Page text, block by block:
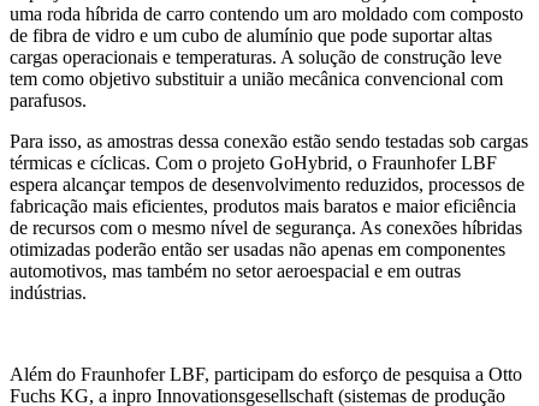
uma roda híbrida de carro contendo um aro moldado com composto
de fibra de vidro e um cubo de alumínio que pode suportar altas
cargas operacionais e temperaturas. A solução de construção leve
tem como objetivo substituir a união mecânica convencional com
parafusos.
Para isso, as amostras dessa conexão estão sendo testadas sob cargas
térmicas e cíclicas. Com o projeto GoHybrid, o Fraunhofer LBF
espera alcançar tempos de desenvolvimento reduzidos, processos de
fabricação mais eficientes, produtos mais baratos e maior eficiência
de recursos com o mesmo nível de segurança. As conexões híbridas
otimizadas poderão então ser usadas não apenas em componentes
automotivos, mas também no setor aeroespacial e em outras
indústrias.
Além do Fraunhofer LBF, participam do esforço de pesquisa a Otto
Fuchs KG, a inpro Innovationsgesellschaft (sistemas de produção